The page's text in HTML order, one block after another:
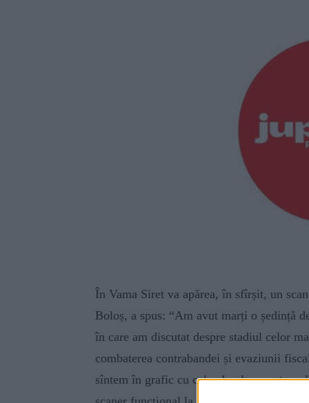
În Vama Siret va apărea, în sfîrșit, un
Boloș, a spus: “Am avut marți o ședință
în care am discutat despre stadiul celor
combaterea contrabandei și evaziunii
sîntem în grafic cu calendarul asumat: